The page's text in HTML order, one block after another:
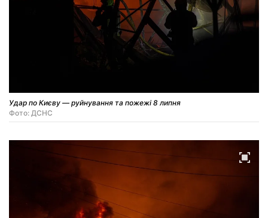
Удар по Києву — руйнування та пожежі 8 липня
Фото: ДСНС